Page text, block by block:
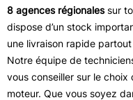
8 agences régionalessur
dispose d’un stock
une livraison rapide
Notre équipe de
vous conseiller sur le
moteur. Que vous soyez